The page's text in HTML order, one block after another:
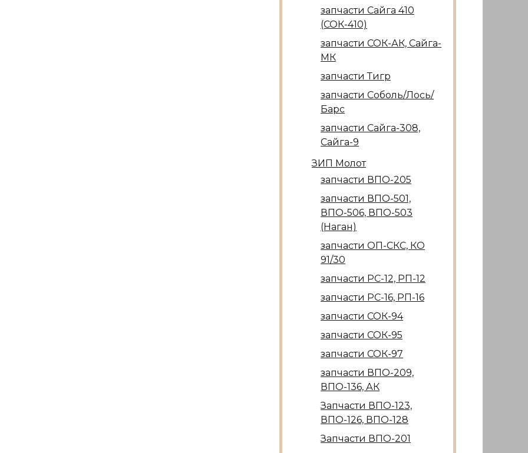
запчасти Сайга 410
(СОК-410)
запчасти СОК-АК, Сайга-
МК
запчасти Тигр
запчасти Соболь/Лось/
Барс
запчасти Сайга-308,
Сайга-9
ЗИП Молот
запчасти ВПО-205
запчасти ВПО-501,
ВПО-506, ВПО-503
(Наган)
запчасти ОП-СКС, КО
91/30
запчасти РС-12, РП-12
запчасти РС-16, РП-16
запчасти СОК-94
запчасти СОК-95
запчасти СОК-97
запчасти ВПО-209,
ВПО-136, АК
Запчасти ВПО-123,
ВПО-126, ВПО-128
Запчасти ВПО-201